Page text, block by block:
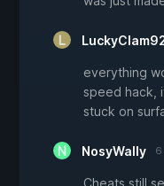
everything
speed hack,
stuck on
NosyWally 6
Cheats still